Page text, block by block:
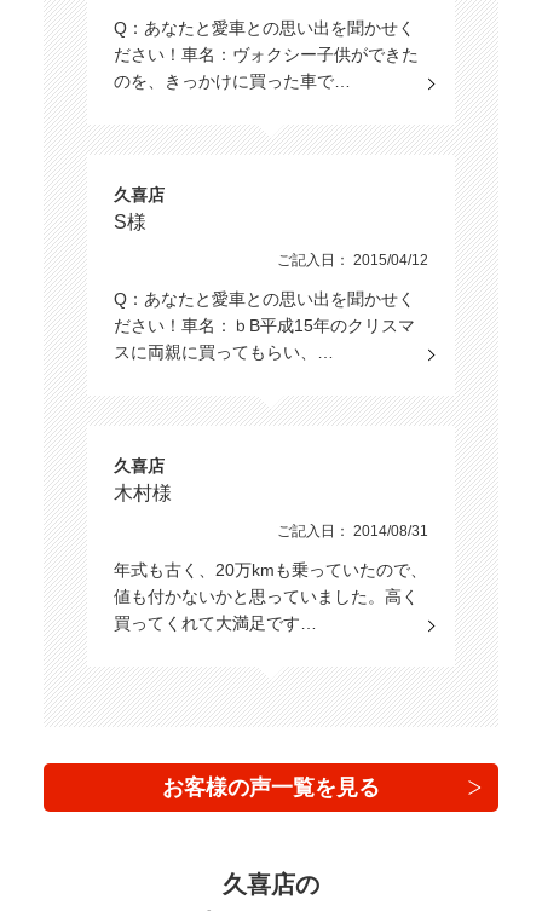
ボディタイプ
ミッション
駆動方式
ハンドル
スライドドア
エンジン種別
乗車定員
オーディオ関連
カーナビ/TV/DVD
この条件で検索する
設定をクリア
Q：あなたと愛車との思い出を聞かせく
ださい！車名：ヴォクシー子供ができた
のを、きっかけに買った車で…
久喜店
S様
ご記入日： 2015/04/12
Q：あなたと愛車との思い出を聞かせく
ださい！車名：ｂB平成15年のクリスマ
スに両親に買ってもらい、…
久喜店
木村様
ご記入日： 2014/08/31
年式も古く、20万kmも乗っていたので、
値も付かないかと思っていました。高く
買ってくれて大満足です…
お客様の声一覧を見る
久喜店の